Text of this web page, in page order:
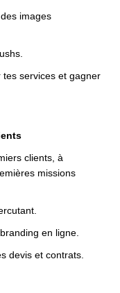
images
services et gagner
clients, à
missions
en ligne.
devis et contrats.